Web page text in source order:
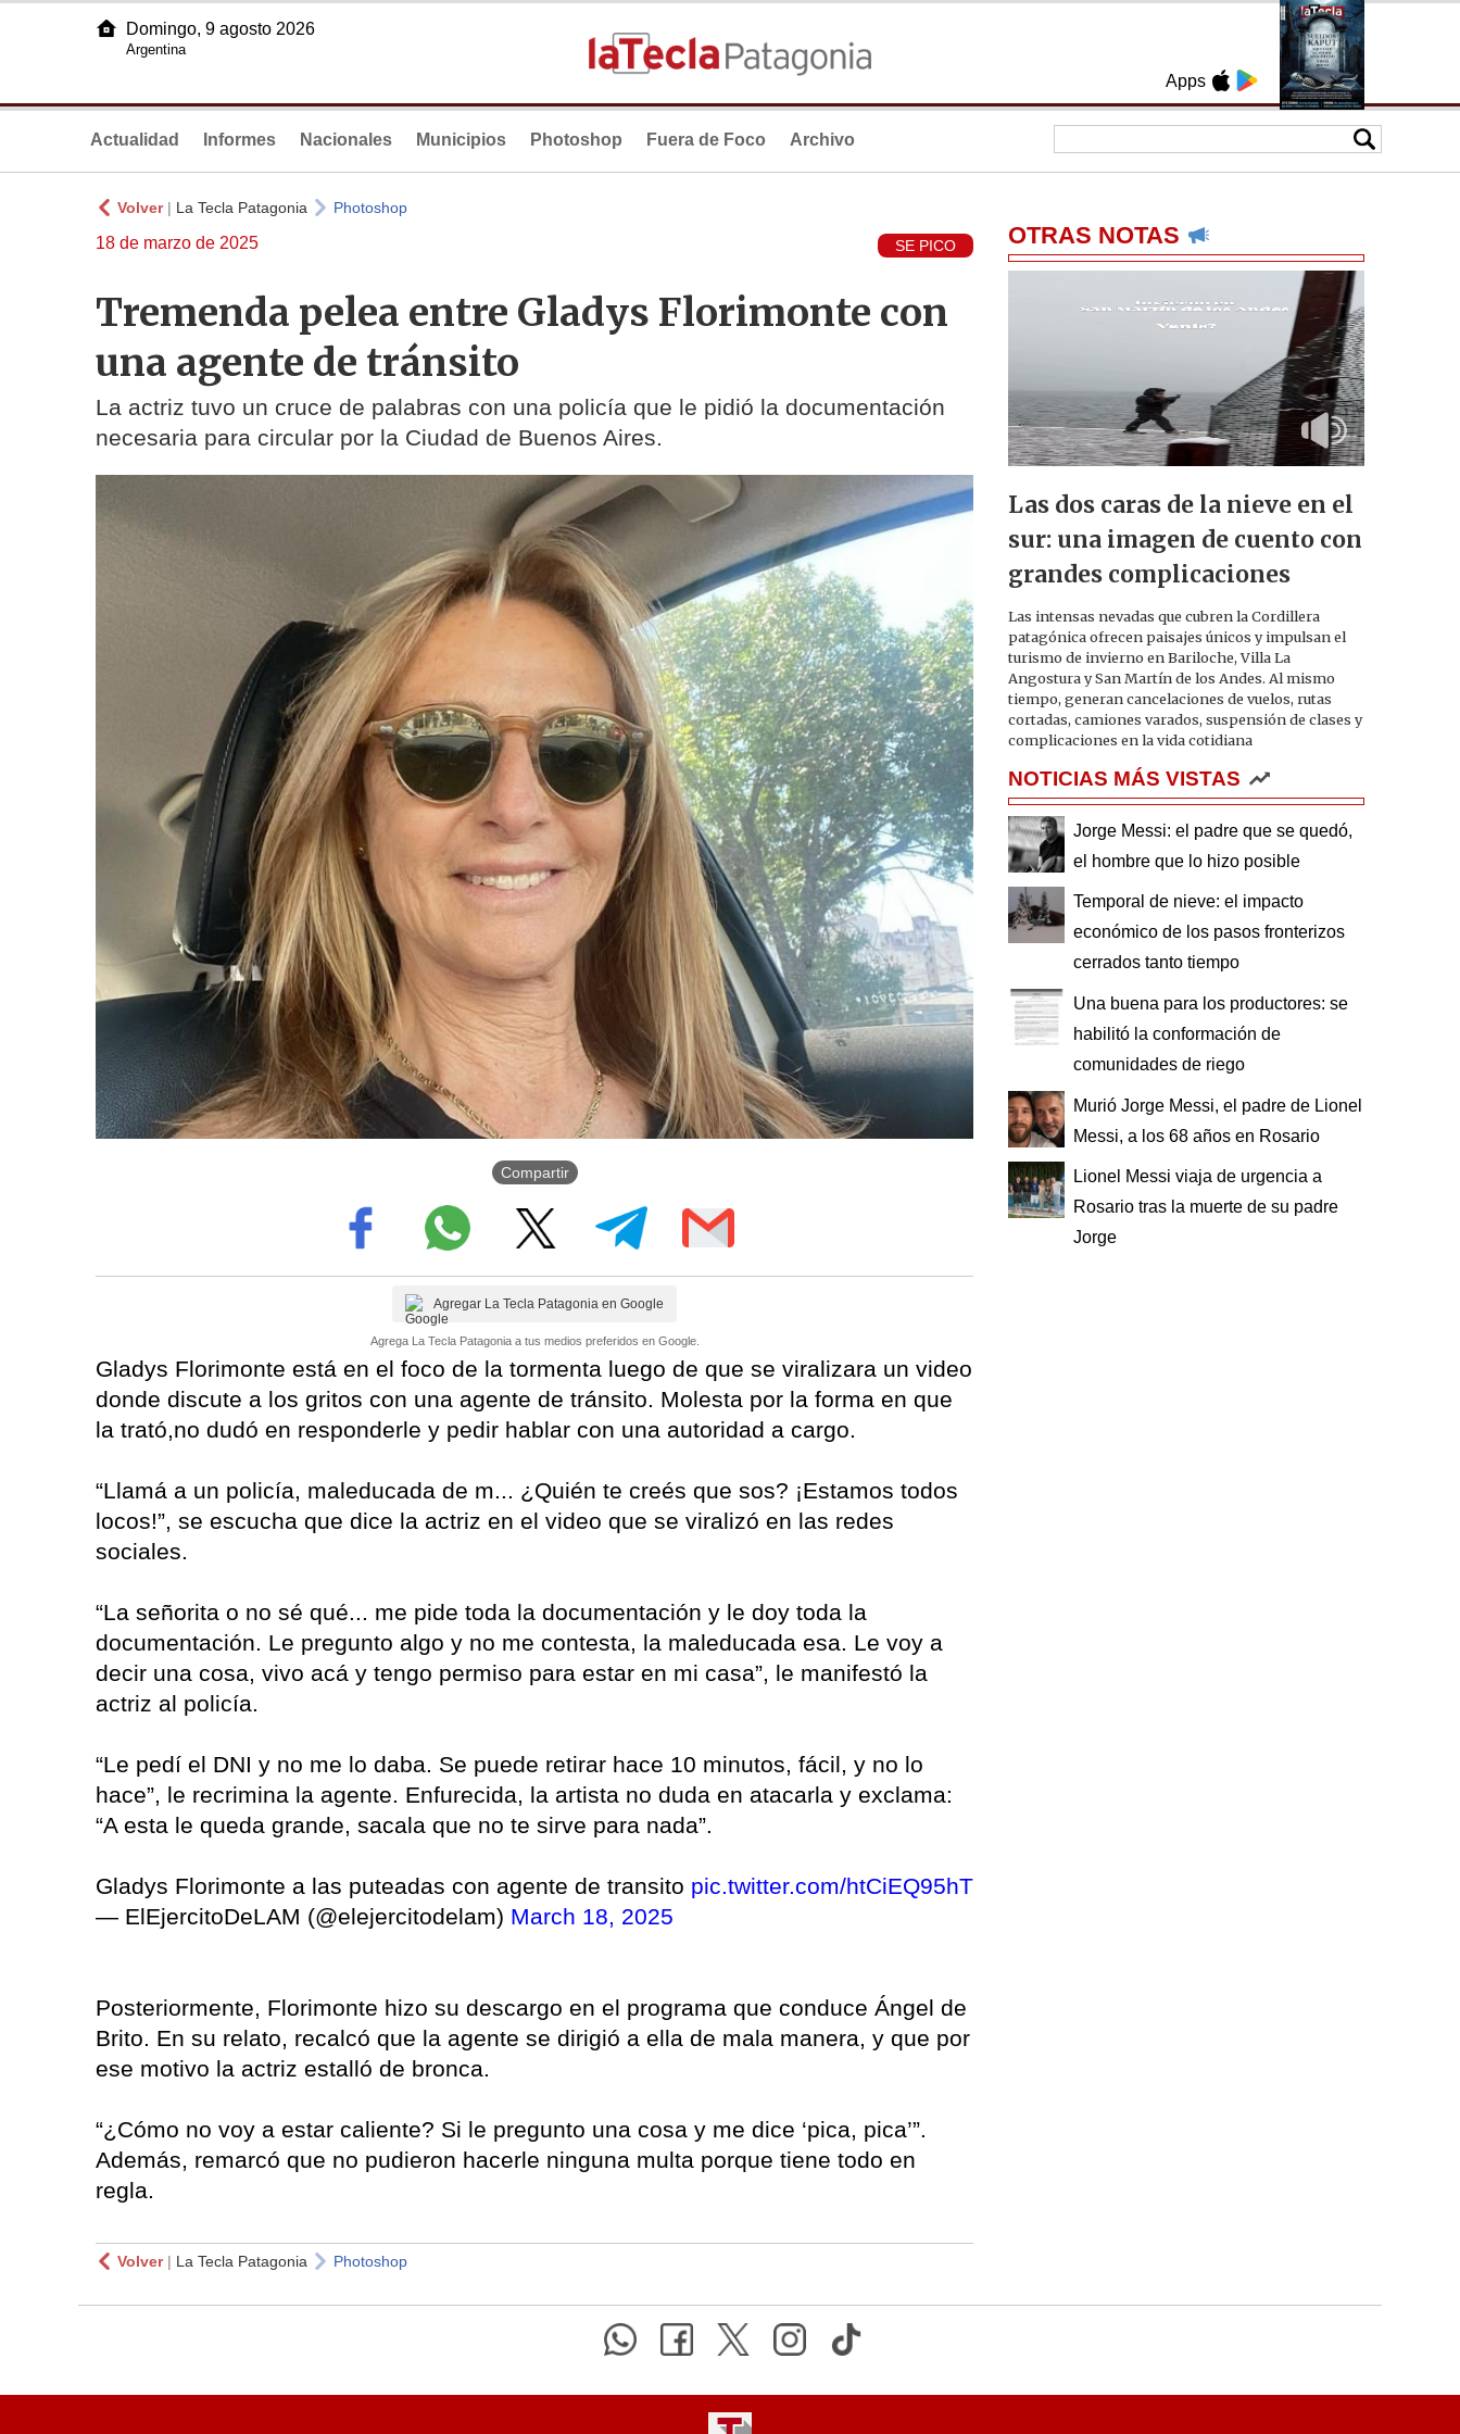
Apps
Domingo, 9 agosto 2026
Argentina
Actualidad Informes Nacionales Municipios Photoshop Fuera de Foco Archivo
Volver| La Tecla Patagonia Photoshop
18 de marzo de 2025 SE PICO
Tremenda pelea entre Gladys Florimonte con
una agente de tránsito
La actriz tuvo un cruce de palabras con una policía que le pidió la documentación
necesaria para circular por la Ciudad de Buenos Aires.
Compartir
Agregar La Tecla Patagonia en Google
Agrega La Tecla Patagonia a tus medios preferidos en Google.
Gladys Florimonte está en el foco de la tormenta luego de que se viralizara un video
donde discute a los gritos con una agente de tránsito. Molesta por la forma en que
la trató,no dudó en responderle y pedir hablar con una autoridad a cargo.
“Llamá a un policía, maleducada de m... ¿Quién te creés que sos? ¡Estamos todos
locos!”, se escucha que dice la actriz en el video que se viralizó en las redes
sociales.
“La señorita o no sé qué... me pide toda la documentación y le doy toda la
documentación. Le pregunto algo y no me contesta, la maleducada esa. Le voy a
decir una cosa, vivo acá y tengo permiso para estar en mi casa”, le manifestó la
actriz al policía.
“Le pedí el DNI y no me lo daba. Se puede retirar hace 10 minutos, fácil, y no lo
hace”, le recrimina la agente. Enfurecida, la artista no duda en atacarla y exclama:
“A esta le queda grande, sacala que no te sirve para nada”.
Gladys Florimonte a las puteadas con agente de transito pic.twitter.com/htCiEQ95hT
— ElEjercitoDeLAM (@elejercitodelam) March 18, 2025
Posteriormente, Florimonte hizo su descargo en el programa que conduce Ángel de
Brito. En su relato, recalcó que la agente se dirigió a ella de mala manera, y que por
ese motivo la actriz estalló de bronca.
“¿Cómo no voy a estar caliente? Si le pregunto una cosa y me dice ‘pica, pica’”.
Además, remarcó que no pudieron hacerle ninguna multa porque tiene todo en
regla.
Volver| La Tecla Patagonia Photoshop
OTRAS NOTAS
Las dos caras de la nieve en el
sur: una imagen de cuento con
grandes complicaciones
Las intensas nevadas que cubren la Cordillera
patagónica ofrecen paisajes únicos y impulsan el
turismo de invierno en Bariloche, Villa La
Angostura y San Martín de los Andes. Al mismo
tiempo, generan cancelaciones de vuelos, rutas
cortadas, camiones varados, suspensión de clases y
complicaciones en la vida cotidiana
NOTICIAS MÁS VISTAS
Jorge Messi: el padre que se quedó,
el hombre que lo hizo posible
Temporal de nieve: el impacto
económico de los pasos fronterizos
cerrados tanto tiempo
Una buena para los productores: se
habilitó la conformación de
comunidades de riego
Murió Jorge Messi, el padre de Lionel
Messi, a los 68 años en Rosario
Lionel Messi viaja de urgencia a
Rosario tras la muerte de su padre
Jorge